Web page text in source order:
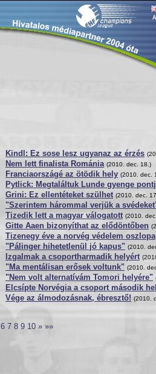
Kindl: Ez sose lesz ugyanaz az érzés
Nem lett finalista Románia (2010. dec. 18.)
Franciaországé az ötödik hely (2010. dec.
Pytlick: Megtaláltuk Lunde gyenge
Grini: Ez ellentéteket szülhet (2010. dec.
"Szerintem hárommal verjük a
Tizedik lett a magyar válogatott (2010.
Gitte Aaen bizonyíthat az elődöntőben
Tizenegy éve a norvég védelem oszlopa
"Pálinger hihetetlenül jó kapus" (2010.
Izgalmak a csoportharmadik helyért
"Ma mentálisan erősek voltunk" (2010.
"Nem volt alternatívám Tomori helyére"
Elcsípte Norvégia a csoport második
Vége az álmodozásnak, ébresztő! (2010.
6 7 8 9 10 » »»